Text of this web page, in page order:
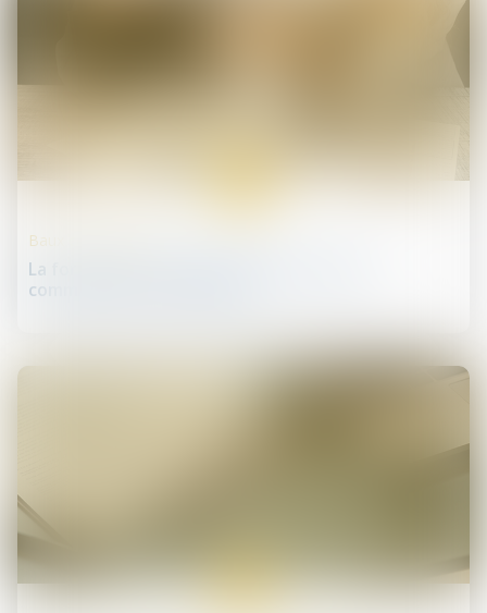
La formule de calcul de l'indice des loyers
commerciaux est modifiée
Baux commerciaux